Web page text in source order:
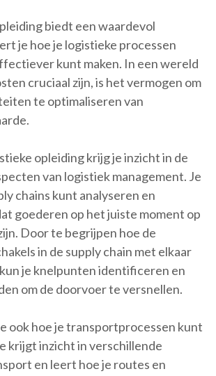
biedt een waardevol
je hoe je logistieke processen
kunt maken. In een wereld
cruciaal zijn, is het vermogen om
te optimaliseren van
opleiding krijg je inzicht in de
van logistiek management. Je
chains kunt analyseren en
goederen op het juiste moment op
Door te begrijpen hoe de
in de supply chain met elkaar
je knelpunten identificeren en
om de doorvoer te versnellen.
ook hoe je transportprocessen kunt
krijgt inzicht in verschillende
en leert hoe je routes en